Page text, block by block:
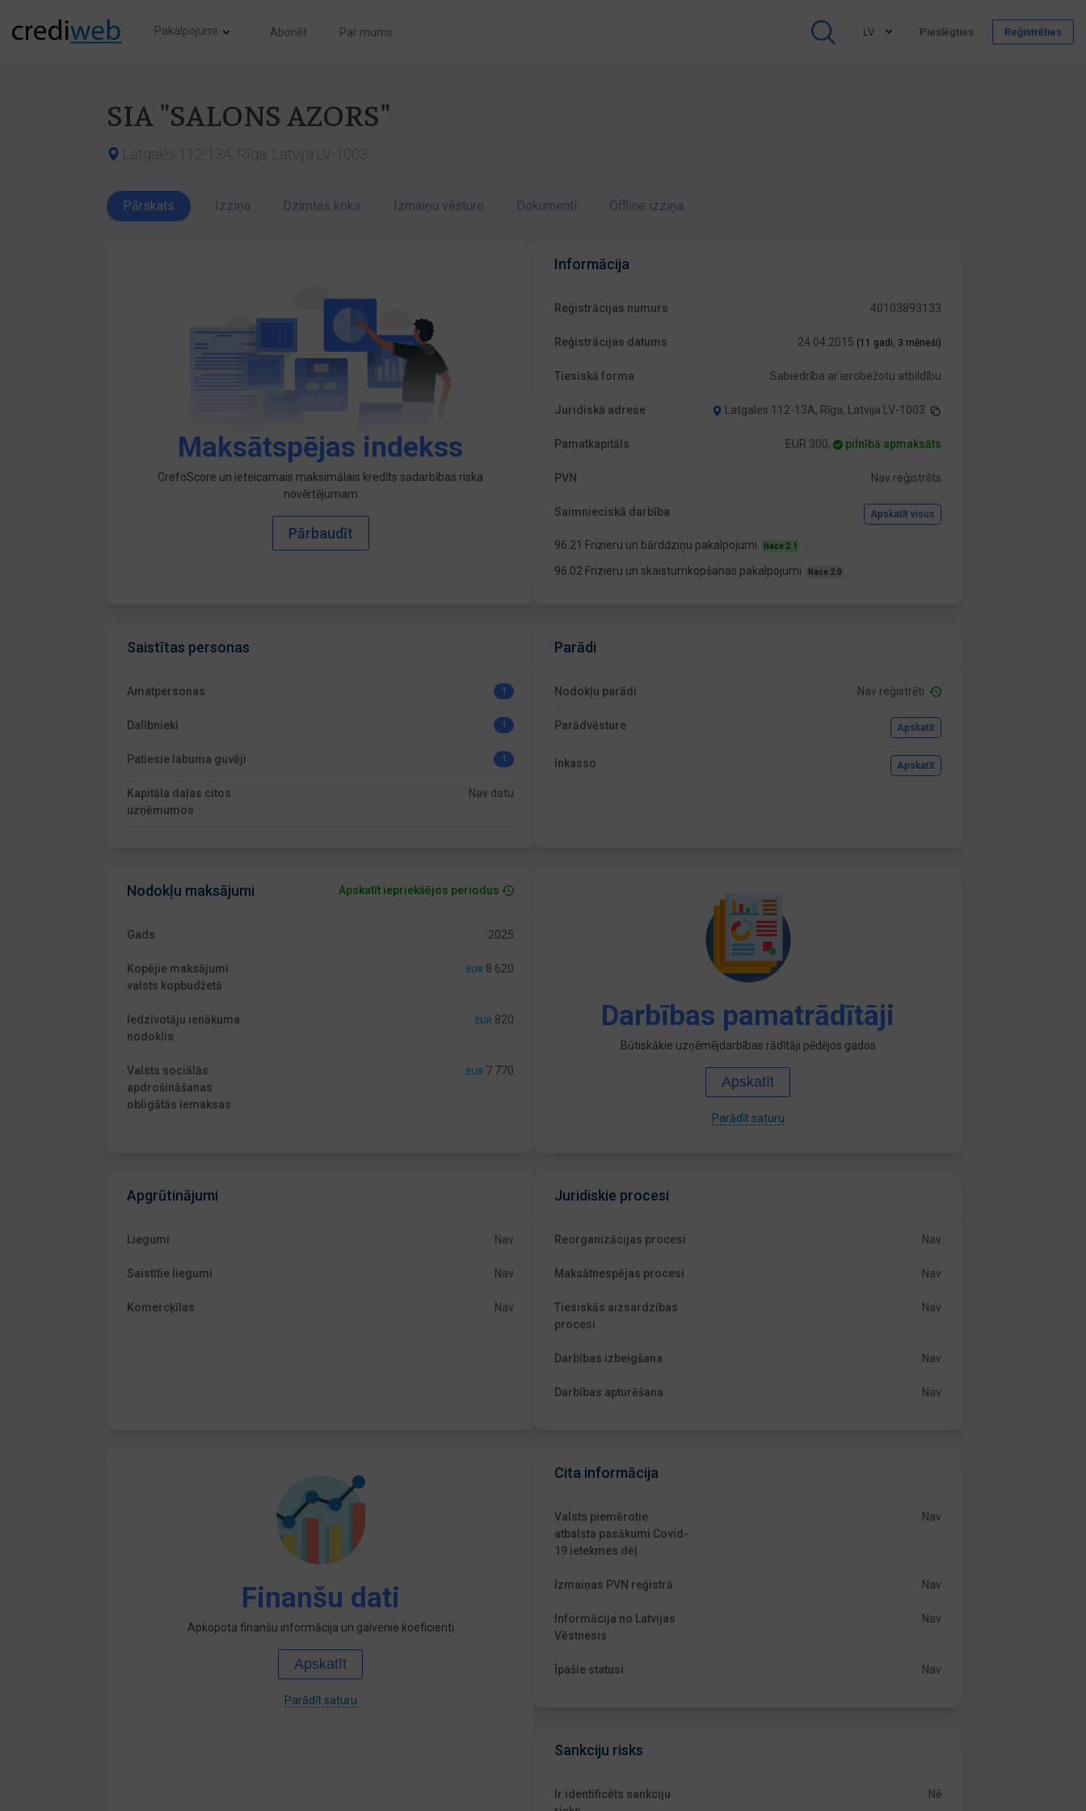
Pakalpojumi Abonēt Par mums LV Pieslēgties Reģistrēties
SIA "SALONS AZORS"
Latgales 112-13A, Rīga, Latvija LV-1003
Pārskats Izziņa Dzimtas koks Izmaiņu vēsture Dokumenti Offline izziņa
Maksātspējas indekss
CrefoScore un ieteicamais maksimālais kredīts sadarbības riska
novērtējumam
Pārbaudīt
Informācija
Reģistrācijas numurs 40103893133
Reģistrācijas datums 24.04.2015 (11 gadi, 3 mēneši)
Tiesiskā forma Sabiedrība ar ierobežotu atbildību
Juridiskā adrese Latgales 112-13A, Rīga, Latvija LV-1003
Pamatkapitāls EUR 300, pilnībā apmaksāts
PVN Nav reģistrēts
Saimnieciskā darbība Apskatīt visus
96.21 Frizieru un bārddziņu pakalpojumi Nace 2.1
96.02 Frizieru un skaistumkopšanas pakalpojumi Nace 2.0
Saistītas personas
Amatpersonas 1
Dalībnieki 1
Patiesie labuma guvēji 1
Kapitāla daļas citos
uzņēmumos
Nav datu
Parādi
Nodokļu parādi Nav reģistrēti
Parādvēsture Apskatīt
Inkasso Apskatīt
Nodokļu maksājumi Apskatīt iepriekšējos periodus
Gads 2025
Kopējie maksājumi
valsts kopbudžetā
EUR 8 620
Iedzīvotāju ienākuma
nodoklis
EUR 820
Valsts sociālās
apdrošināšanas
obligātās iemaksas
EUR 7 770
Darbības pamatrādītāji
Būtiskākie uzņēmējdarbības rādītāji pēdējos gados
Apskatīt
Parādīt saturu
Apgrūtinājumi
Liegumi Nav
Saistītie liegumi Nav
Komercķīlas Nav
Juridiskie procesi
Reorganizācijas procesi Nav
Maksātnespējas procesi Nav
Tiesiskās aizsardzības
procesi
Nav
Darbības izbeigšana Nav
Darbības apturēšana Nav
Finanšu dati
Apkopota finanšu informācija un galvenie koeficienti
Apskatīt
Parādīt saturu
Cita informācija
Valsts piemērotie
atbalsta pasākumi Covid-
19 ietekmes dēļ
Nav
Izmaiņas PVN reģistrā Nav
Informācija no Latvijas
Vēstnesis
Nav
Īpašie statusi Nav
Sankciju risks
Ir identificēts sankciju
Nē